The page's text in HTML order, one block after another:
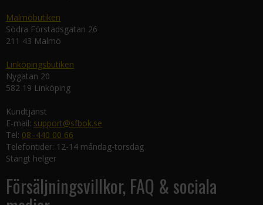
Malmöbutiken
Södra Förstadsgatan 26
211 43 Malmö
Linköpingsbutiken
Nygatan 20
582 19 Linköping
Kundtjänst
E-mail: support@sfbok.se
Tel: 08–440 00 66
Telefontider: 12-14 måndag-torsdag
Stängt helger
Försäljningsvillkor, FAQ & sociala